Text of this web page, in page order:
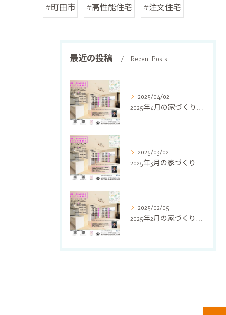
#町田市 #高性能住宅 #注文住宅
最近の投稿 Recent Posts
2025/04/02
2025年4月の家づくり相談会を開催します
2025/03/02
2025年3月の家づくり相談会を開催します
2025/02/05
2025年2月の家づくり相談会を開催します